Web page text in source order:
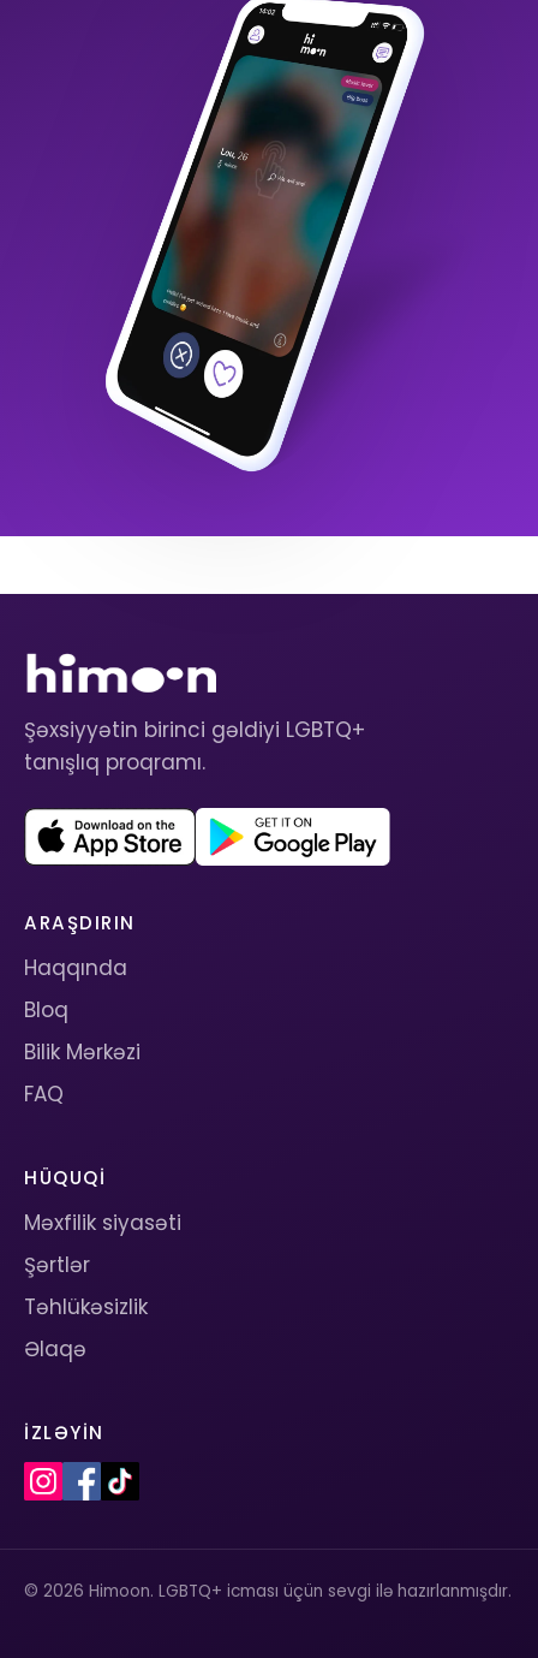
Şəxsiyyətin birinci gəldiyi LGBTQ+
tanışlıq proqramı.
ARAŞDIRIN
Haqqında
Bloq
Bilik Mərkəzi
FAQ
HÜQUQI
Məxfilik siyasəti
Şərtlər
Təhlükəsizlik
Əlaqə
İZLƏYIN
© 2026 Himoon. LGBTQ+ icması üçün sevgi ilə hazırlanmışdır.